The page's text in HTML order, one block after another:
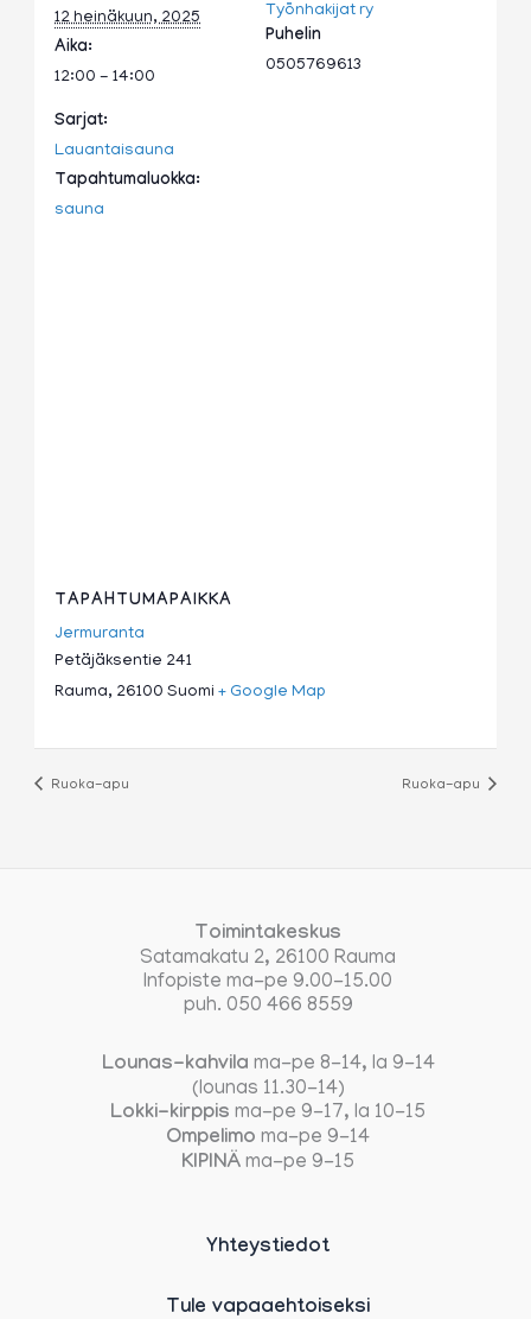
12 heinäkuun, 2025
Aika:
12:00 - 14:00
Sarjat:
Lauantaisauna
Tapahtumaluokka:
sauna
Työnhakijat ry
Puhelin
0505769613
TAPAHTUMAPAIKKA
Jermuranta
Petäjäksentie 241
Rauma, 26100 Suomi + Google Map
Ruoka-apu Ruoka-apu
Toimintakeskus
Satamakatu 2, 26100 Rauma
Infopiste ma-pe 9.00-15.00
puh. 050 466 8559
Lounas-kahvila ma-pe 8-14, la 9-14
(lounas 11.30-14)
Lokki-kirppis ma-pe 9-17, la 10-15
Ompelimo ma-pe 9-14
KIPINÄ ma-pe 9-15
Yhteystiedot
Tule vapaaehtoiseksi